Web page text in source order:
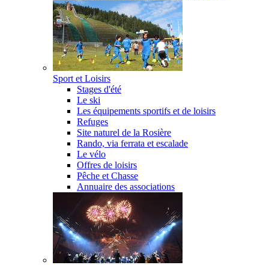
Sport et Loisirs
Stages d'été
Le ski
Les équipements sportifs et de loisirs
Refuges
Site naturel de la Rosière
Rando, via ferrata et escalade
Le vélo
Offres de loisirs
Pêche et Chasse
Annuaire des associations